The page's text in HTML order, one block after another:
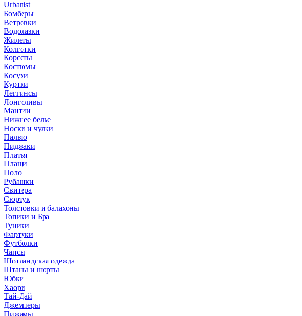
Urbanist
Бомберы
Ветровки
Водолазки
Жилеты
Колготки
Корсеты
Костюмы
Косухи
Куртки
Леггинсы
Лонгсливы
Мантии
Нижнее белье
Носки и чулки
Пальто
Пиджаки
Платья
Плащи
Поло
Рубашки
Свитера
Сюртук
Толстовки и балахоны
Топики и Бра
Туники
Фартуки
Футболки
Чапсы
Шотландская одежда
Штаны и шорты
Юбки
Хаори
Тай-Дай
Джемперы
Пижамы